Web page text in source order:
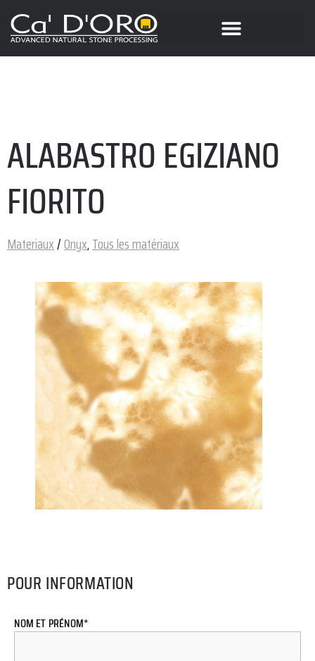
ALABASTRO EGIZIANO
FIORITO
Materiaux/Onyx,Tous les matériaux
POUR INFORMATION
NOM ET PRÉNOM*